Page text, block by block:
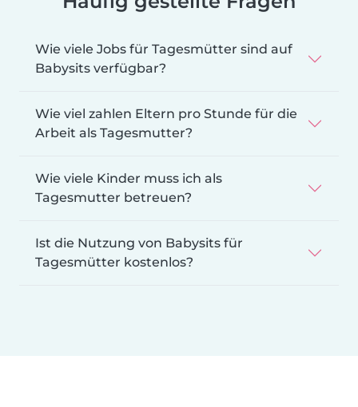
Wie viele Jobs für Tagesmütter sind auf
Babysits verfügbar?
Wie viel zahlen Eltern pro Stunde für die
Arbeit als Tagesmutter?
Wie viele Kinder muss ich als
Tagesmutter betreuen?
Ist die Nutzung von Babysits für
Tagesmütter kostenlos?